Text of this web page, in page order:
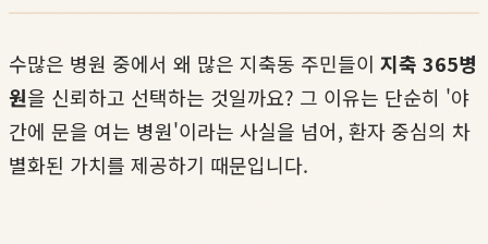
수많은 병원 중에서 왜 많은 지축동 주민들이 지축 365병
원을 신뢰하고 선택하는 것일까요? 그 이유는 단순히 '야
간에 문을 여는 병원'이라는 사실을 넘어, 환자 중심의 차
별화된 가치를 제공하기 때문입니다.